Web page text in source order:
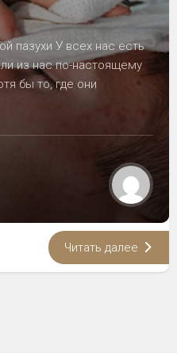
пазухи У всех нас есть
из нас по-настоящему
бы то, где они
Читать далее